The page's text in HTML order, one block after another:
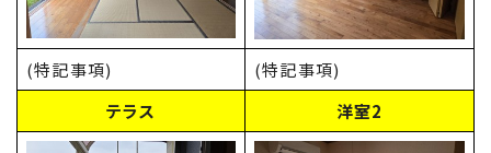
(特記事項)
(特記事項)
テラス
洋室2